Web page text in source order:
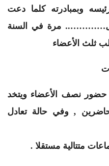
وبمبادرته كلما دعت
مرة في السنة
ثلث الأعضاء
حضور نصف الأعضاء ويتخد
, وفي حالة تعادل
متتالية مستقلا .